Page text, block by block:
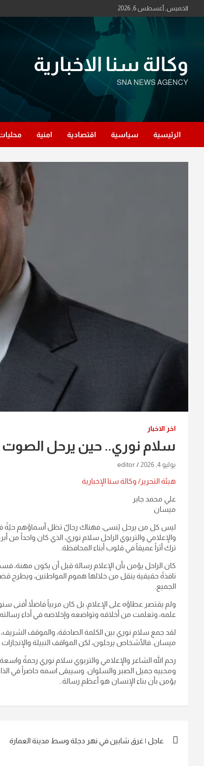
to
الخميس, أغسطس 6, 2026
وكالة سنا الاخبارية
SNA NEWS AGENCY
الرئيسية سياسية اقتصادية امنية
اخر الاخبار
سلام نوري.. حين يرحل الصوت
يوليو 4, 2026 editor
هيئة التحرير/ وكالة سنا الإخبارية
علي محمد جابر
ميسان
ليس كل من يرحل يُنسى، فهناك رجالٌ تظل أسماؤهم حيّةً
والإعلامي والتربوي الراحل سلام نوري، الذي كان واحداً
ترك أثراً عميقاً في قلوب أبناء المحافظة.
كان الراحل يؤمن بأن الإعلام رسالة قبل أن يكون مهنة،
نافذةً حقيقية ينقل من خلالها هموم المواطنين، ويطرح
الجميع.
ولم يقتصر عطاؤه على الإعلام، بل كان مربياً فاضلاً أفنى
علمه، وتعلمت من أخلاقه وتواضعه وإخلاصه في أداء رسالته.
لقد جمع سلام نوري بين الكلمة الصادقة، والموقف الشريف،
ميسان. فالأشخاص يرحلون، لكن المواقف النبيلة
رحم الله الشاعر والإعلامي والتربوي سلام نوري رحمةً
ومحبيه جميل الصبر والسلوان. وسيبقى اسمه حاضراً في
يؤمن بأن بناء الإنسان هو أعظم رسالة..
المقالات
عاجل | غرق شابين في نهر دجلة وسط مدينة العمارة